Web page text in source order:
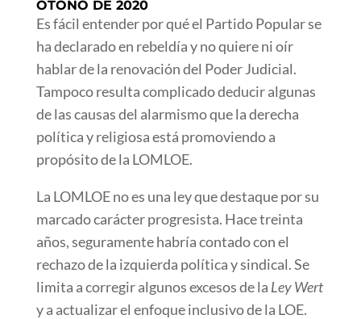
OTOÑO DE 2020
Es fácil entender por qué el Partido Popular se
ha declarado en rebeldía y no quiere ni oír
hablar de la renovación del Poder Judicial.
Tampoco resulta complicado deducir algunas
de las causas del alarmismo que la derecha
política y religiosa está promoviendo a
propósito de la LOMLOE.
La LOMLOE no es una ley que destaque por su
marcado carácter progresista. Hace treinta
años, seguramente habría contado con el
rechazo de la izquierda política y sindical. Se
limita a corregir algunos excesos de la Ley Wert
y a actualizar el enfoque inclusivo de la LOE.